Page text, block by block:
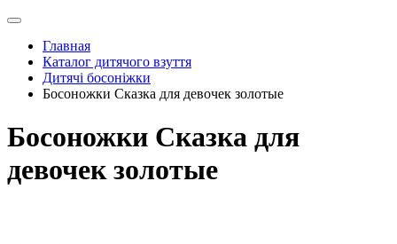
Главная
Каталог дитячого взуття
Дитячі босоніжки
Босоножки Сказка для девочек золотые
Босоножки Сказка для
девочек золотые